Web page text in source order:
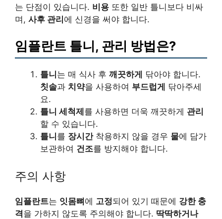
는 단점이 있습니다. 비용 또한 일반 틀니보다 비싸
며, 사후 관리 에 신경을 써야 합니다.
임플란트 틀니, 관리 방법은?
틀니는 매 식사 후 깨끗하게 닦아야 합니다.
칫솔과 치약을 사용하여 부드럽게 닦아주세
요.
틀니 세척제를 사용하면 더욱 깨끗하게 관리
할 수 있습니다.
틀니를 장시간착용하지 않을 경우 물에 담가
보관하여 건조를 방지해야 합니다.
주의 사항
임플란트는 잇몸뼈 에 고정되어 있기 때문에 강한 충
격을 가하지 않도록 주의해야 합니다. 딱딱하거나